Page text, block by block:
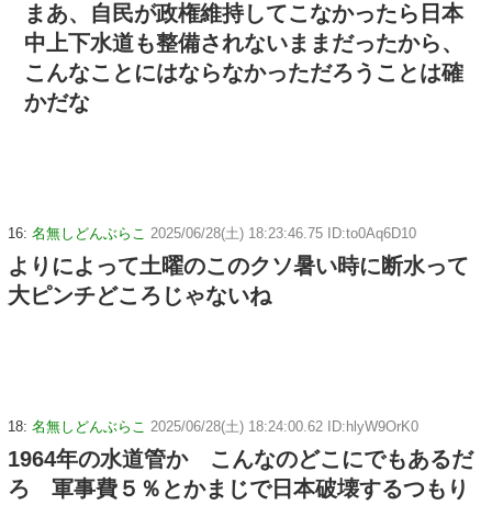
まあ、自民が政権維持してこなかったら日本
中上下水道も整備されないままだったから、
こんなことにはならなかっただろうことは確
かだな
16: 名無しどんぶらこ 2025/06/28(土) 18:23:46.75 ID:to0Aq6D10
よりによって土曜のこのクソ暑い時に断水って
大ピンチどころじゃないね
18: 名無しどんぶらこ 2025/06/28(土) 18:24:00.62 ID:hlyW9OrK0
1964年の水道管か こんなのどこにでもあるだ
ろ 軍事費５％とかまじで日本破壊するつもり